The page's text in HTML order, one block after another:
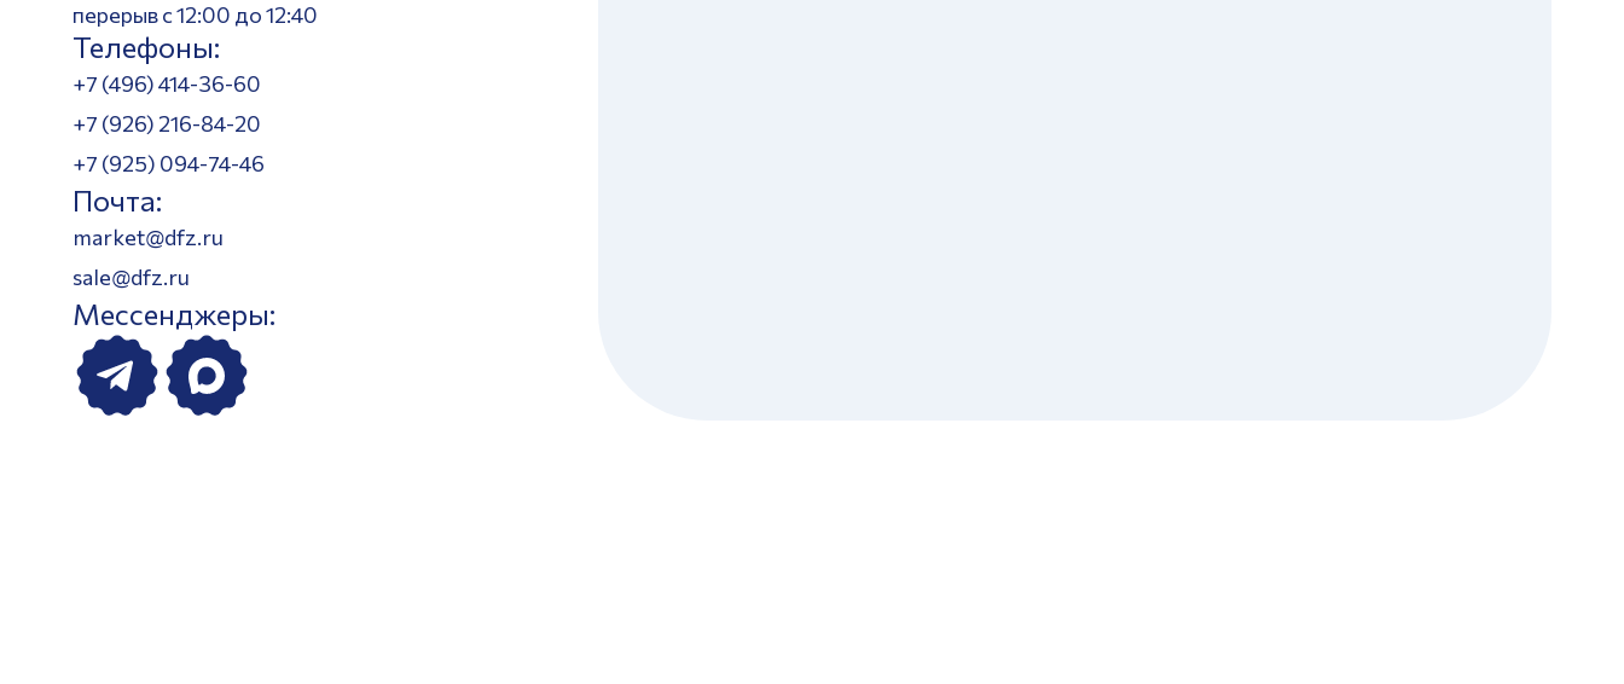
перерыв с 12:00 до 12:40
Телефоны:
+7 (496) 414-36-60
+7 (926) 216-84-20
+7 (925) 094-74-46
Почта:
market@dfz.ru
sale@dfz.ru
Мессенджеры: